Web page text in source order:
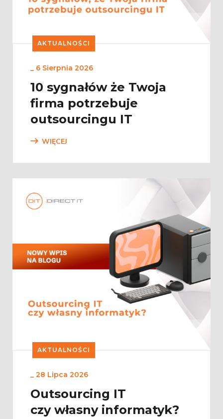
AKTUALNOŚCI
_ 6 Sierpnia 2026
10 sygnałów że Twoja
firma potrzebuje
outsourcingu IT
WIĘCEJ
AKTUALNOŚCI
_ 28 Lipca 2026
Outsourcing IT
czy własny informatyk?